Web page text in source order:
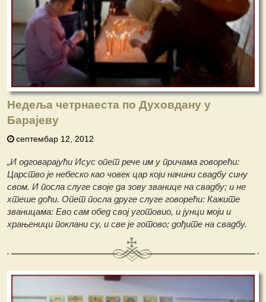
Недеља четрнаеста по Духовдану у
Барајеву
септембар 12, 2012
„И одговарајући Исус опет рече им у причама говорећи:
Царство је небеско као човек цар који начини свадбу сину
свом. И посла слуге своје да зову званице на свадбу; и не
хтеше доћи. Опет посла друге слуге говорећи: Кажите
званицама: Ево сам обед свој уготовио, и јунци моји и
храњеници поклани су, и све је готово; дођите на свадбу.